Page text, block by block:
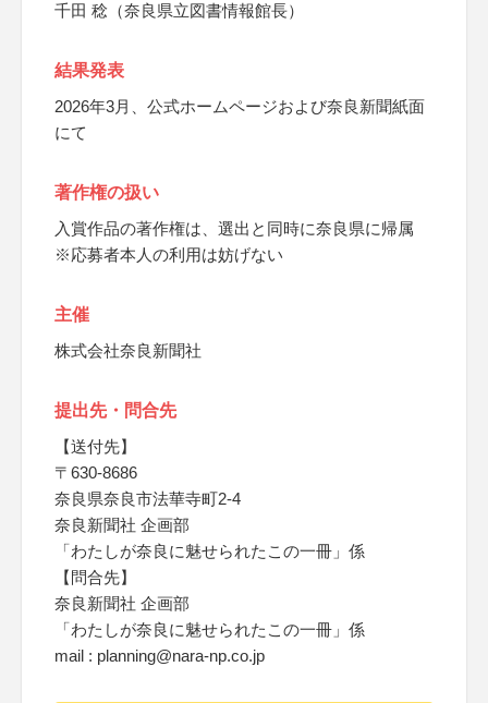
千田 稔（奈良県立図書情報館長）
結果発表
2026年3月、公式ホームページおよび奈良新聞紙面
にて
著作権の扱い
入賞作品の著作権は、選出と同時に奈良県に帰属
※応募者本人の利用は妨げない
主催
株式会社奈良新聞社
提出先・問合先
【送付先】
〒630-8686
奈良県奈良市法華寺町2-4
奈良新聞社 企画部
「わたしが奈良に魅せられたこの一冊」係
【問合先】
奈良新聞社 企画部
「わたしが奈良に魅せられたこの一冊」係
mail : planning@nara-np.co.jp